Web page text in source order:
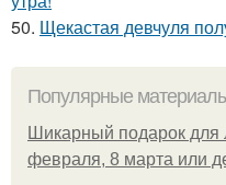
50. Щекастая девчуля
Популярные
Шикарный подарок для
февраля, 8 марта или